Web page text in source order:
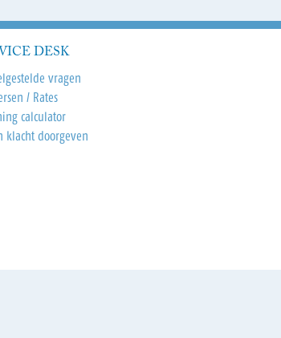
DESK
vragen
/ Rates
calculator
klacht doorgeven